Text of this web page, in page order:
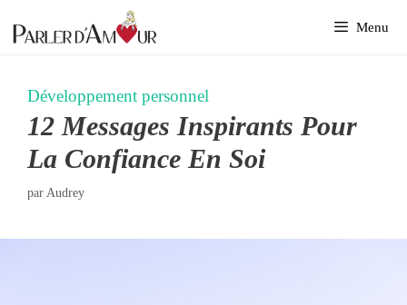
au
Menu
Développement personnel
12 Messages Inspirants Pour
La Confiance En Soi
par Audrey